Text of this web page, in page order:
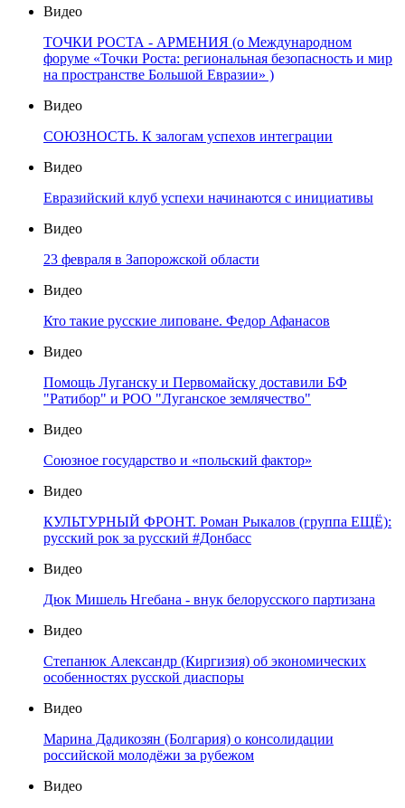
Видео
ТОЧКИ РОСТА - АРМЕНИЯ (о Международном
форуме «Точки Роста: региональная безопасность и мир
на пространстве Большой Евразии» )
Видео
СОЮЗНОСТЬ. К залогам успехов интеграции
Видео
Евразийский клуб успехи начинаются с инициативы
Видео
23 февраля в Запорожской области
Видео
Кто такие русские липоване. Федор Афанасов
Видео
Помощь Луганску и Первомайску доставили БФ
"Ратибор" и РОО "Луганское землячество"
Видео
Союзное государство и «польский фактор»
Видео
КУЛЬТУРНЫЙ ФРОНТ. Роман Рыкалов (группа ЕЩЁ):
русский рок за русский #Донбасс
Видео
Дюк Мишель Нгебана - внук белорусского партизана
Видео
Степанюк Александр (Киргизия) об экономических
особенностях русской диаспоры
Видео
Марина Дадикозян (Болгария) о консолидации
российской молодёжи за рубежом
Видео